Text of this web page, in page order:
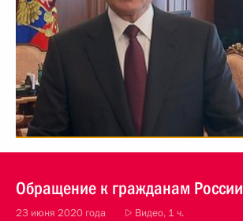
Обращение к гражданам России
23 июня 2020 года Видео, 1 ч.